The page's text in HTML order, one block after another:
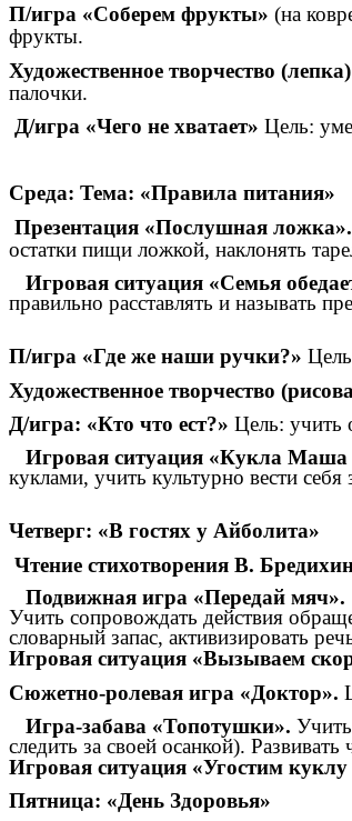
П/игра «Соберем фрукты» (на
фрукты.
Художественное творчество
палочки.
Д/игра «Чего не хватает» Цель:
Среда: Тема: «Правила питания»
Презентация «Послушная ложка».
остатки пищи ложкой, наклонять
Игровая ситуация «Семья
правильно расставлять и называть
П/игра «Где же наши ручки?»
Художественное творчество
Д/игра: «Кто что ест?» Цель: учить
Игровая ситуация «Кукла Маша
куклами, учить культурно вести
Четверг: «В гостях у Айболита»
Чтение стихотворения В.
Подвижная игра «Передай мяч».
Учить сопровождать действия
словарный запас, активизировать
Игровая ситуация «Вызываем
Сюжетно-ролевая игра «Доктор».
Игра-забава «Топотушки».
следить за своей осанкой).
Игровая ситуация «Угостим
Пятница: «День Здоровья»